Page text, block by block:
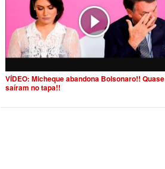
VÍDEO: Micheque abandona Bolsonaro!! Quase
saíram no tapa!!